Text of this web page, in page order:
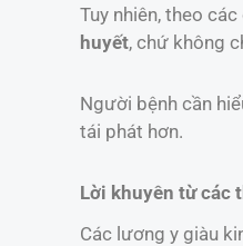
Tuy nhiên, theo
huyết, chứ không
Người bệnh cần
tái phát hơn.
Lời khuyên từ các
Các lương y giàu